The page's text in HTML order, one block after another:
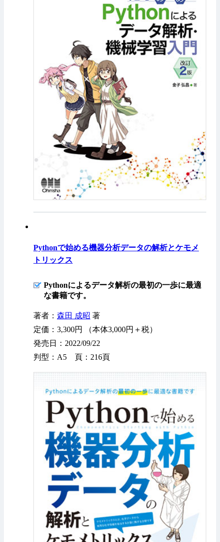
Pythonで始める機器分析データの解析とケモメ
トリックス
Pythonによるデータ解析の最初の一歩に最適
な書籍です。
著者： 森田 成昭 著
定価：3,300円 （本体3,000円＋税）
発売日：2022/09/22
判型：A5 頁：216頁